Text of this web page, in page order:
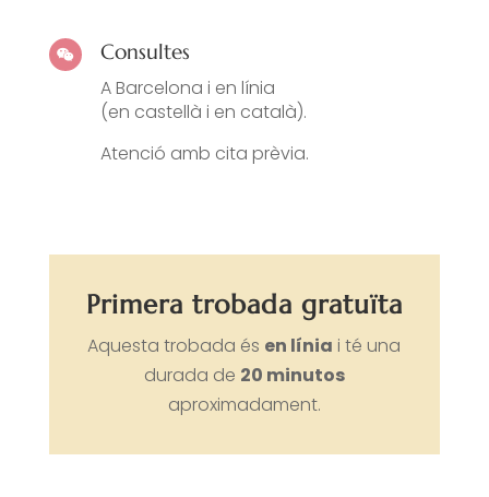
 Consultes
A Barcelona i en línia
(en castellà i en català).
Atenció amb cita prèvia.
Primera trobada gratuïta
Aquesta trobada és en línia i té una
durada de 20 minutos
aproximadament.